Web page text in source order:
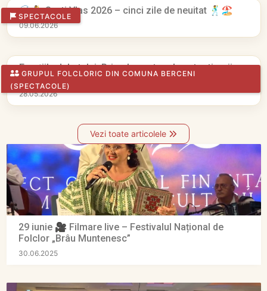
SPECTACOLE
🌊💃 Sveti Vlas 2026 – cinci zile de neuitat 🕺🏖️
09.06.2026
GRUPUL FOLCLORIC DIN COMUNA BERCENI
(SPECTACOLE)
Emoțiile debutului: Primul spectacol pentru tinerii
dansatori din Berceni
28.05.2026
Vezi toate articolele
29 iunie 🎥 Filmare live – Festivalul Național de
Folclor „Brâu Muntenesc”
30.06.2025